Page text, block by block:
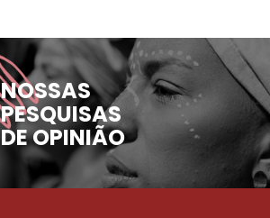
NOSSAS
PESQUISAS
DE OPINIÃO